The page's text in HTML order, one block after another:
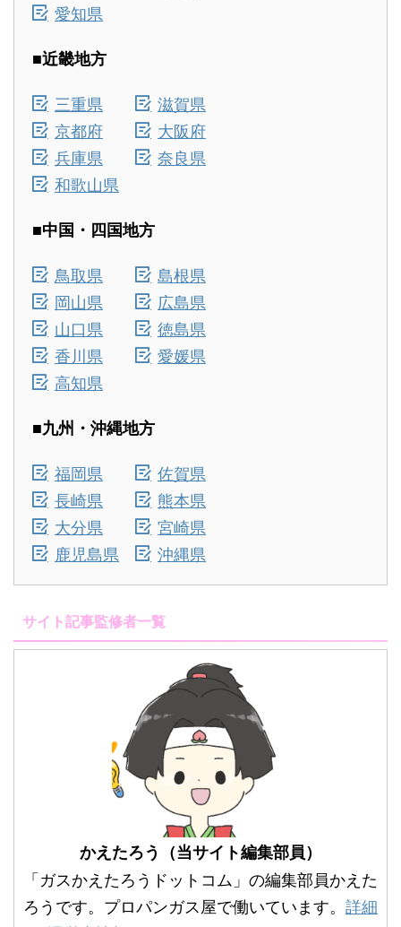
愛知県
■近畿地方
三重県
滋賀県
京都府
大阪府
兵庫県
奈良県
和歌山県
■中国・四国地方
鳥取県
島根県
岡山県
広島県
山口県
徳島県
香川県
愛媛県
高知県
■九州・沖縄地方
福岡県
佐賀県
長崎県
熊本県
大分県
宮崎県
鹿児島県
沖縄県
サイト記事監修者一覧
かえたろう（当サイト編集部員）
「ガスかえたろうドットコム」の編集部員かえた
ろうです。プロパンガス屋で働いています。 詳細